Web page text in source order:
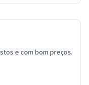
e com bom preços.